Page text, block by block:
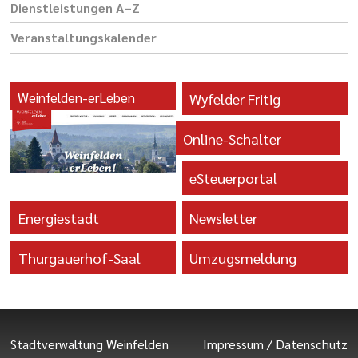
Dienst­leis­tungen A–Z
Veranstaltungs­kalender
Weinfelden-erLeben Wyfelder Fritig
Online-Schalter
eSteuerportal
Energiestadt Newsletter
Thurgauerhof-Saal Umzugsmeldung
Impressum / Datenschutz
Stadtverwaltung Weinfelden